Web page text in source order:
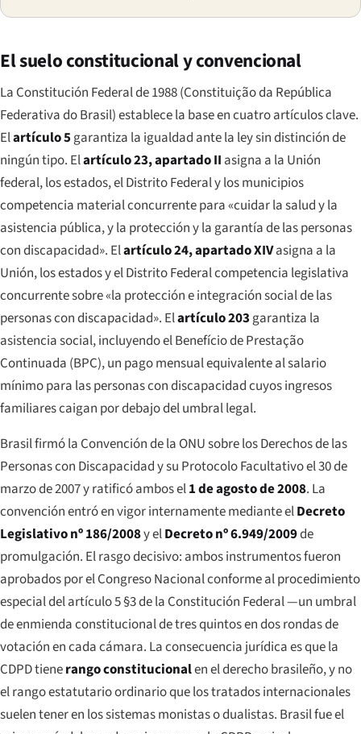
El suelo constitucional y convencional
La Constitución Federal de 1988 (Constituição da República
Federativa do Brasil) establece la base en cuatro artículos clave.
Elartículo 5garantiza la igualdad ante la ley sin distinción de
ningún tipo. Elartículo 23, apartado II asigna a la Unión
federal, los estados, el Distrito Federal y los municipios
competencia material concurrente para «cuidar la salud y la
asistencia pública, y la protección y la garantía de las personas
con discapacidad». Elartículo 24, apartado XIVasigna a la
Unión, los estados y el Distrito Federal competencia legislativa
concurrente sobre «la protección e integración social de las
personas con discapacidad». Elartículo 203garantiza la
asistencia social, incluyendo elBenefício de Prestação
Continuada (BPC), un pago mensual equivalente al salario
mínimo para las personas con discapacidad cuyos ingresos
familiares caigan por debajo del umbral legal.
Brasil firmó la Convención de la ONU sobre los Derechos de las
Personas con Discapacidad y su Protocolo Facultativo el 30 de
marzo de 2007 y ratificó ambos el1 de agosto de 2008. La
convención entró en vigor internamente mediante elDecreto
Legislativo nº 186/2008y elDecreto nº 6.949/2009de
promulgación. El rasgo decisivo: ambos instrumentos fueron
aprobados por el Congreso Nacional conforme al procedimiento
especial del artículo 5 §3 de la Constitución Federal —un umbral
de enmienda constitucional de tres quintos en dos rondas de
votación en cada cámara. La consecuencia jurídica es que la
CDPD tienerango constitucionalen el derecho brasileño, y no
el rango estatutario ordinario que los tratados internacionales
suelen tener en los sistemas monistas o dualistas. Brasil fue el